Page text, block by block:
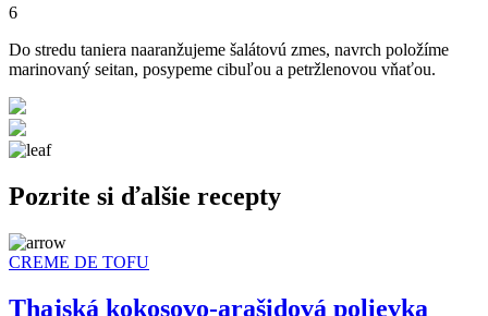
6
Do stredu taniera naaranžujeme šalátovú zmes, navrch položíme
marinovaný seitan, posypeme cibuľou a petržlenovou vňaťou.
Pozrite si ďalšie recepty
CREME DE TOFU
Thajská kokosovo-arašidová polievka